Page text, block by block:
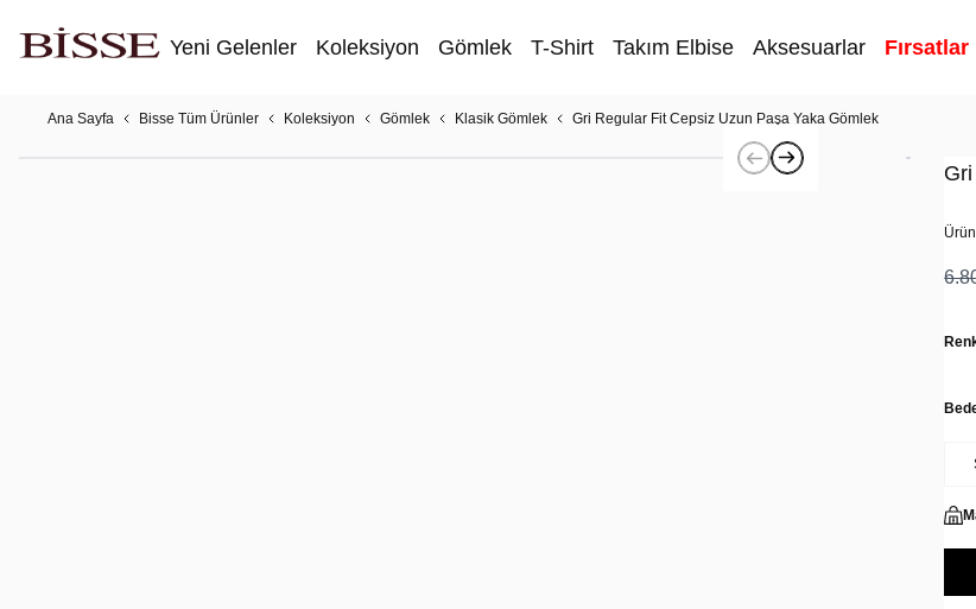
Yeni Gelenler Koleksiyon Gömlek T-Shirt Takım Elbise Aksesuarlar Fırsatlar
Ana Sayfa Bisse Tüm Ürünler Koleksiyon Gömlek Klasik Gömlek Gri Regular Fit Cepsiz Uzun Paşa Yaka Gömlek